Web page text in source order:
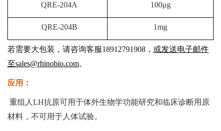
QRE-204A 100μg
QRE-204B 1mg
若需要大包装，请咨询客服18912791908， 或发送电子邮件
至sales@rhinobio.com。
应用：
重组人LH抗原可用于体外生物学功能研究和临床诊断用原
材料，不可用于人体试验。